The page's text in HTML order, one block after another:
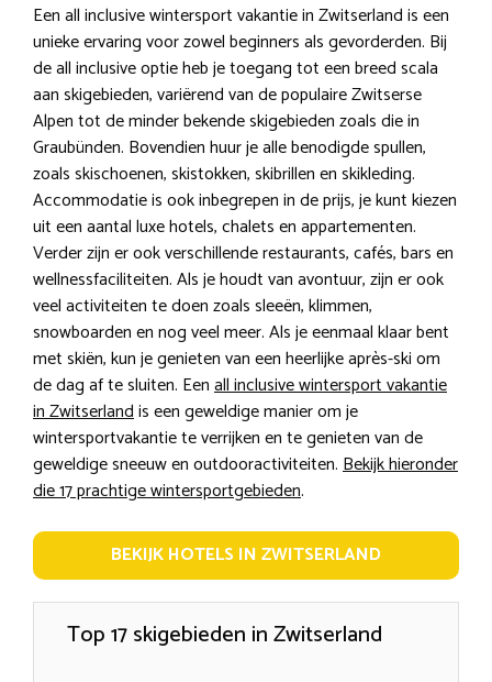
Een all inclusive wintersport vakantie in Zwitserland is een
unieke ervaring voor zowel beginners als gevorderden. Bij
de all inclusive optie heb je toegang tot een breed scala
aan skigebieden, variërend van de populaire Zwitserse
Alpen tot de minder bekende skigebieden zoals die in
Graubünden. Bovendien huur je alle benodigde spullen,
zoals skischoenen, skistokken, skibrillen en skikleding.
Accommodatie is ook inbegrepen in de prijs, je kunt kiezen
uit een aantal luxe hotels, chalets en appartementen.
Verder zijn er ook verschillende restaurants, cafés, bars en
wellnessfaciliteiten. Als je houdt van avontuur, zijn er ook
veel activiteiten te doen zoals sleeën, klimmen,
snowboarden en nog veel meer. Als je eenmaal klaar bent
met skiën, kun je genieten van een heerlijke après-ski om
de dag af te sluiten. Eenall inclusive wintersport vakantie
in Zwitserlandis een geweldige manier om je
wintersportvakantie te verrijken en te genieten van de
geweldige sneeuw en outdooractiviteiten.Bekijk hieronder
die 17 prachtige wintersportgebieden.
BEKIJK HOTELS IN ZWITSERLAND
Top 17 skigebieden in Zwitserland